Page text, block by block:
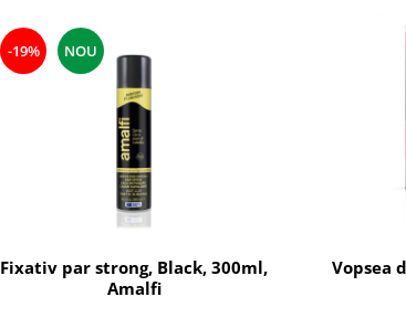
-19% NOU
Fixativ par strong, Black, 300ml,
Amalfi
Vopsea